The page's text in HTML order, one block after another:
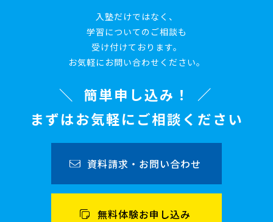
入塾だけではなく、
学習についてのご相談も
受け付けております。
お気軽にお問い合わせください。
簡単申し込み！
まずはお気軽にご相談ください
資料請求・お問い合わせ
無料体験お申し込み